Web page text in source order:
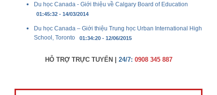
Du học Canada - Giới thiệu về Calgary Board of Education
01:45:32 - 14/03/2014
Du học Canada – Giới thiệu Trung học Urban International High
School, Toronto 01:34:20 - 12/06/2015
HỖ TRỢ TRỰC TUYẾN | 24/7: 0908 345 887